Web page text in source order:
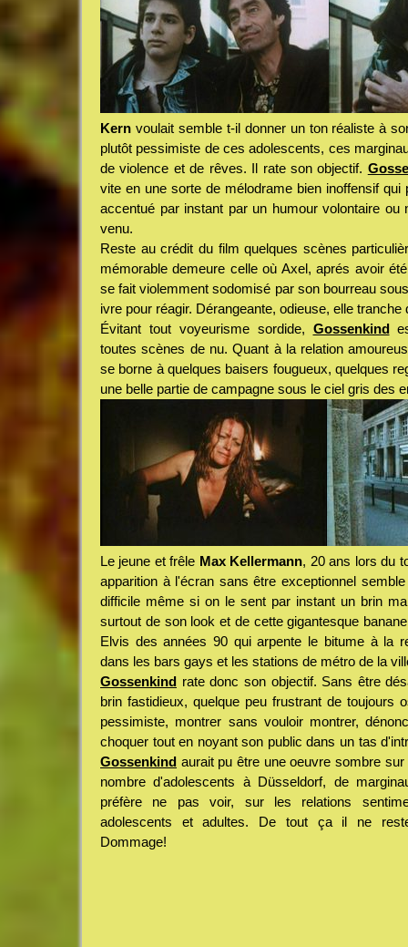
Kern voulait semble t-il donner un ton réaliste à
plutôt pessimiste de ces adolescents, ces
de violence et de rêves. Il rate son objectif.
vite en une sorte de mélodrame bien inoffensif qui
accentué par instant par un humour volontaire
venu.
Reste au crédit du film quelques scènes
mémorable demeure celle où Axel, aprés avoir
se fait violemment sodomisé par son bourreau
ivre pour réagir. Dérangeante, odieuse, elle
Évitant tout voyeurisme sordide, Gossenkind
toutes scènes de nu. Quant à la relation
se borne à quelques baisers fougueux, quelques
une belle partie de campagne sous le ciel gris des
Le jeune et frêle Max Kellermann, 20 ans lors du
apparition à l'écran sans être exceptionnel
difficile même si on le sent par instant un brin
surtout de son look et de cette gigantesque
Elvis des années 90 qui arpente le bitume à la
dans les bars gays et les stations de métro de la
Gossenkind rate donc son objectif. Sans être
brin fastidieux, quelque peu frustrant de toujours
pessimiste, montrer sans vouloir montrer,
choquer tout en noyant son public dans un tas
Gossenkind aurait pu être une oeuvre sombre
nombre d'adolescents à Düsseldorf, de
préfère ne pas voir, sur les relations
adolescents et adultes. De tout ça il ne
Dommage!